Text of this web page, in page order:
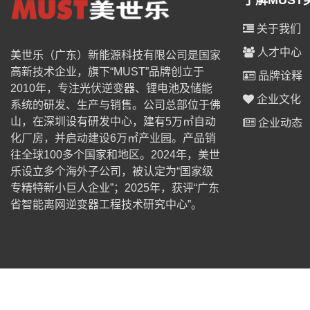
美世乐（广东）新能源科技有限公司是国家
高新技术企业，旗下“MUST”品牌创立于
2010年，专注光伏逆变器、锂电池及储能
系统的研发、生产与销售。公司总部位于佛
山，在深圳设有研发中心，建有5万㎡自动
化厂房，并启动建设6万㎡产业园。产品销
往全球100多个国家和地区。2024年，美世
乐设立多个海外子公司，被认定为“国家级
专精特新小巨人企业”；2025年，获评“广东
省智能离网逆变器工程技术研究中心”。
关于我们
人才中心
品牌诠释
企业文化
企业动态